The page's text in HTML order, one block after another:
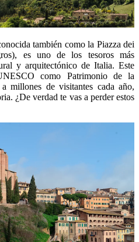
también como la Piazza dei
es uno de los tesoros más
y arquitectónico de Italia. Este
como Patrimonio de la
millones de visitantes cada año,
¿De verdad te vas a perder estos